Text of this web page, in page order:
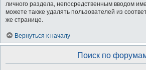
личного раздела, непосредственным вводом
можете также удалять пользователей из
же странице.
Вернуться к началу
Поиск по